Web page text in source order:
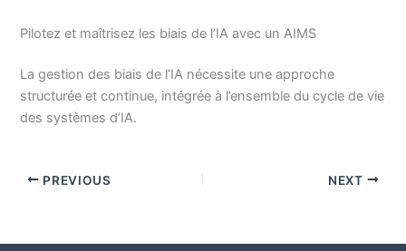
Pilotez et maîtrisez les biais de l’IA avec un AIMS
La gestion des biais de l’IA nécessite une approche
structurée et continue, intégrée à l’ensemble du cycle de vie
des systèmes d’IA.
PREVIOUS NEXT